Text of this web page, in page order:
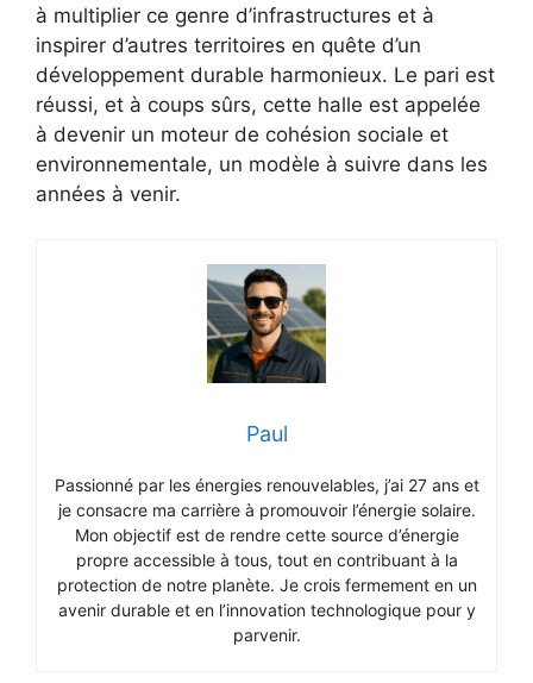
à multiplier ce genre d’infrastructures et à
inspirer d’autres territoires en quête d’un
développement durable harmonieux. Le pari est
réussi, et à coups sûrs, cette halle est appelée
à devenir un moteur de cohésion sociale et
environnementale, un modèle à suivre dans les
années à venir.
Paul
Passionné par les énergies renouvelables, j’ai 27 ans et
je consacre ma carrière à promouvoir l’énergie solaire.
Mon objectif est de rendre cette source d’énergie
propre accessible à tous, tout en contribuant à la
protection de notre planète. Je crois fermement en un
avenir durable et en l’innovation technologique pour y
parvenir.